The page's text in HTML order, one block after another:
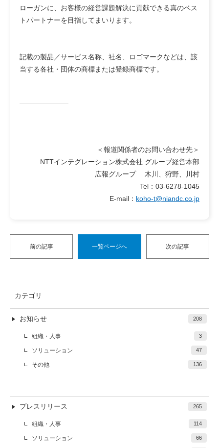
ローガンに、お客様の経営課題解決に貢献できる真のベス
トパートナーを目指してまいります。
記載の製品／サービス名称、社名、ロゴマークなどは、該
当する各社・団体の商標または登録商標です。
＜報道関係者のお問い合わせ先＞
NTTインテグレーション株式会社 グループ経営本部
広報グループ 木川、狩野、川村
Tel：03-6278-1045
E-mail： koho-t@niandc.co.jp
前の記事 一覧ページへ 次の記事
カテゴリ
お知らせ 208
組織・人事 3
ソリューション 47
その他 136
プレスリリース 265
組織・人事 114
ソリューション 66